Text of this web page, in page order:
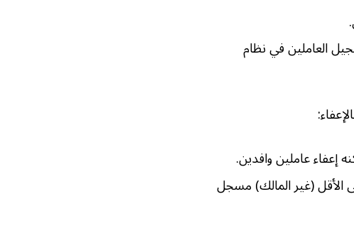
العاملين في نظام
الأقل (غير المالك) مسجل